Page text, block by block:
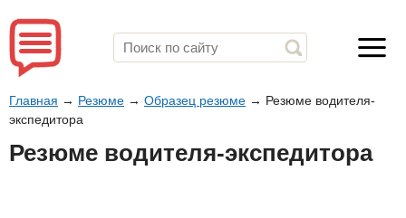
Главная → Резюме → Образец резюме → Резюме водителя-
экспедитора
Резюме водителя-экспедитора